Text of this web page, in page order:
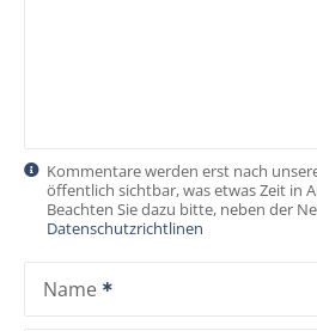
g Kommentare werden erst nach
öffentlich sichtbar, was etwas Zeit in
Beachten Sie dazu bitte, neben der
Datenschutzrichtlinen
Name